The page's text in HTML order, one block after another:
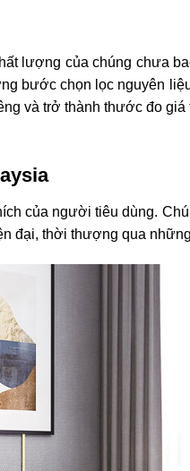
lượng của chúng chưa
bước chọn lọc nguyên
và trở thành thước đo
của người tiêu dùng.
đại, thời thượng qua